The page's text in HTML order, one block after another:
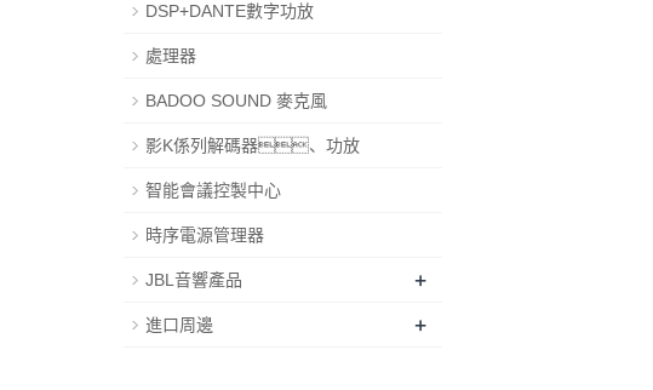
DSP+DANTE數字功放
處理器
BADOO SOUND 麥克風
影K係列解碼器、功放
智能會議控製中心
時序電源管理器
JBL音響產品 +
進口周邊 +